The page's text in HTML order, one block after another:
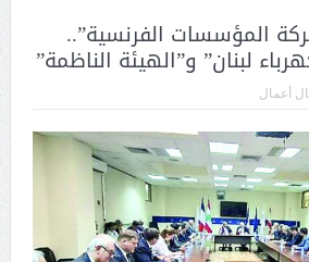
المؤسسات الفرنسية”..
لبنان” و”الهيئة الناظمة”
أعمال